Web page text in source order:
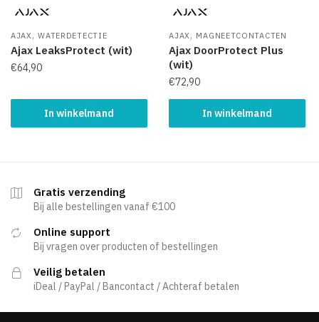
AJAX,WATERDETECTIE
Ajax LeaksProtect (wit)
€64,90
In winkelmand
AJAX, MAGNEETCONTACTEN
Ajax DoorProtect Plus
(wit)
€72,90
In winkelmand
Gratis verzending
Bij alle bestellingen vanaf €100
Online support
Bij vragen over producten of bestellingen
Veilig betalen
iDeal / PayPal / Bancontact / Achteraf betalen